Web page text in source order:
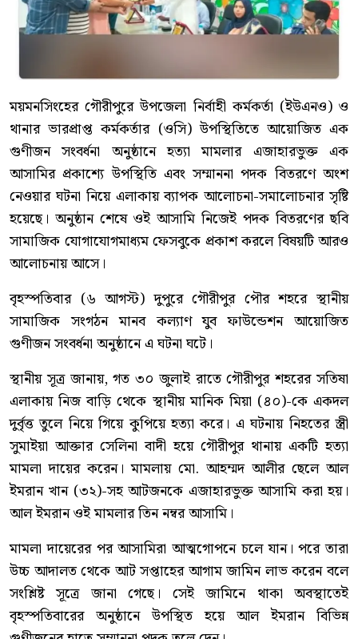
ময়মনসিংহের গৌরীপুরে উপজেলা নির্বাহী কর্মকর্তা (ইউএনও) ও
থানার ভারপ্রাপ্ত কর্মকর্তার (ওসি) উপস্থিতিতে আয়োজিত এক
গুণীজন সংবর্ধনা অনুষ্ঠানে হত্যা মামলার এজাহারভুক্ত এক
আসামির প্রকাশ্যে উপস্থিতি এবং সম্মাননা পদক বিতরণে অংশ
নেওয়ার ঘটনা নিয়ে এলাকায় ব্যাপক আলোচনা-সমালোচনার সৃষ্টি
হয়েছে। অনুষ্ঠান শেষে ওই আসামি নিজেই পদক বিতরণের ছবি
সামাজিক যোগাযোগমাধ্যম ফেসবুকে প্রকাশ করলে বিষয়টি আরও
আলোচনায় আসে।
বৃহস্পতিবার (৬ আগস্ট) দুপুরে গৌরীপুর পৌর শহরে স্থানীয়
সামাজিক সংগঠন মানব কল্যাণ যুব ফাউন্ডেশন আয়োজিত
গুণীজন সংবর্ধনা অনুষ্ঠানে এ ঘটনা ঘটে।
স্থানীয় সূত্র জানায়, গত ৩০ জুলাই রাতে গৌরীপুর শহরের সতিষা
এলাকায় নিজ বাড়ি থেকে স্থানীয় মানিক মিয়া (৪০)-কে একদল
দুর্বৃত্ত তুলে নিয়ে গিয়ে কুপিয়ে হত্যা করে। এ ঘটনায় নিহতের স্ত্রী
সুমাইয়া আক্তার সেলিনা বাদী হয়ে গৌরীপুর থানায় একটি হত্যা
মামলা দায়ের করেন। মামলায় মো. আহম্মদ আলীর ছেলে আল
ইমরান খান (৩২)-সহ আটজনকে এজাহারভুক্ত আসামি করা হয়।
আল ইমরান ওই মামলার তিন নম্বর আসামি।
মামলা দায়েরের পর আসামিরা আত্মগোপনে চলে যান। পরে তারা
উচ্চ আদালত থেকে আট সপ্তাহের আগাম জামিন লাভ করেন বলে
সংশ্লিষ্ট সূত্রে জানা গেছে। সেই জামিনে থাকা অবস্থাতেই
বৃহস্পতিবারের অনুষ্ঠানে উপস্থিত হয়ে আল ইমরান বিভিন্ন